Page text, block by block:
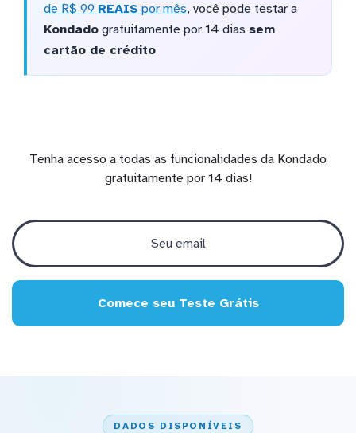
de R$ 99 REAIS por mês, você pode testar a
Kondadogratuitamente por 14 dias sem
cartão de crédito
Tenha acesso a todas as funcionalidades da Kondado
gratuitamente por 14 dias!
Comece seu Teste Grátis
DADOS DISPONÍVEIS